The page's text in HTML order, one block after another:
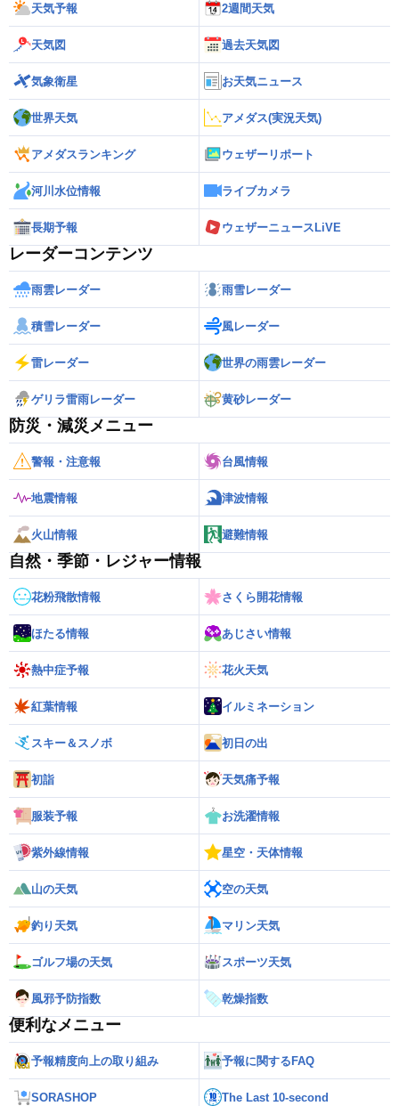
天気予報 2週間天気
天気図 過去天気図
気象衛星 お天気ニュース
世界天気 アメダス(実況天気)
アメダスランキング ウェザーリポート
河川水位情報 ライブカメラ
長期予報 ウェザーニュースLiVE
レーダーコンテンツ
雨雲レーダー 雨雪レーダー
積雪レーダー 風レーダー
雷レーダー 世界の雨雲レーダー
ゲリラ雷雨レーダー 黄砂レーダー
防災・減災メニュー
警報・注意報 台風情報
地震情報 津波情報
火山情報 避難情報
自然・季節・レジャー情報
花粉飛散情報 さくら開花情報
ほたる情報 あじさい情報
熱中症予報 花火天気
紅葉情報 イルミネーション
スキー＆スノボ 初日の出
初詣 天気痛予報
服装予報 お洗濯情報
紫外線情報 星空・天体情報
山の天気 空の天気
釣り天気 マリン天気
ゴルフ場の天気 スポーツ天気
風邪予防指数 乾燥指数
便利なメニュー
予報精度向上の取り組み 予報に関するFAQ
SORASHOP The Last 10-second